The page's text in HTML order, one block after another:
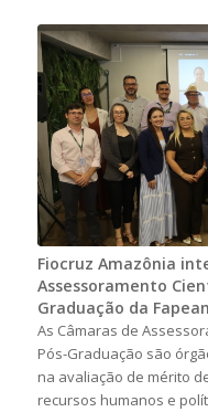
Fiocruz Amazônia
Assessoramento
Graduação da
As Câmaras de
Pós-Graduação são
na avaliação de mérito
recursos humanos e